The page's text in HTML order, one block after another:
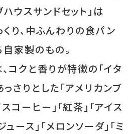
ウスサンドセット」は
り、中ふんわりの食パン
家製のもの。
コクと香りが特徴の「イタ
っさりとした「アメリカンブ
コーヒー」「紅茶」「アイス
ース」「メロンソーダ」「ミ